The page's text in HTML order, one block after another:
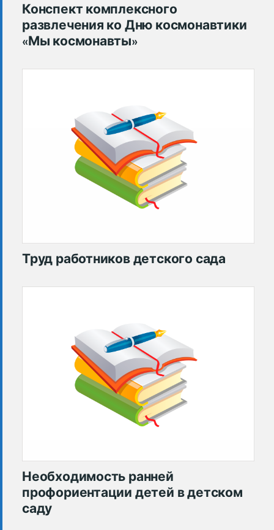
Конспект комплексного
развлечения ко Дню космонавтики
«Мы космонавты»
Труд работников детского сада
Необходимость ранней
профориентации детей в детском
саду